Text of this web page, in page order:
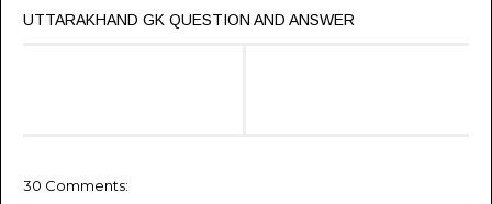
UTTARAKHAND GK QUESTION AND ANSWER
30 Comments: